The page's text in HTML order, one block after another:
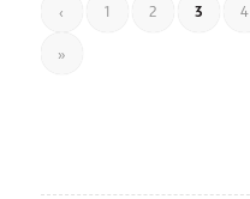
‹ 1 2 3 4
»